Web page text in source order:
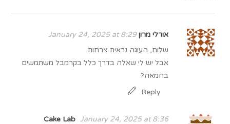
אורלי מרון January 24, 2025 at 8:29
שלום, העוגה נראית צרחות
אבל יש לי שאלה בדרך כלל בקרמבל משתמשים
בחמאה?
Reply
Cake Lab January 24, 2025 at 8:36